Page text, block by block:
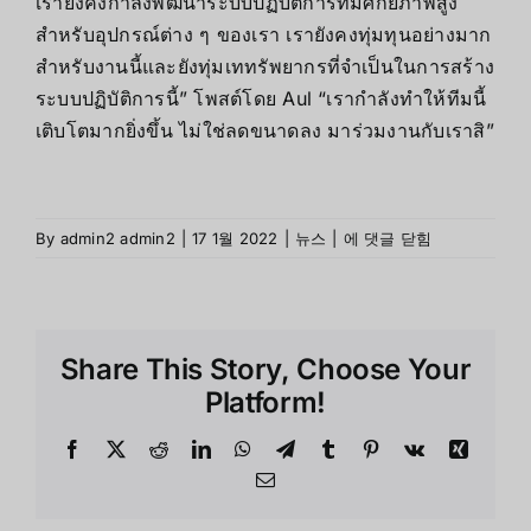
สำหรับอุปกรณ์ต่าง ๆ ของเรา เรายังคงทุ่มทุนอย่างมาก
สำหรับงานนี้และยังทุ่มเททรัพยากรที่จำเป็นในการสร้าง
ระบบปฏิบัติการนี้” โพสต์โดย Aul “เรากำลังทำให้ทีมนี้
เติบโตมากยิ่งขึ้น ไม่ใช่ลดขนาดลง มาร่วมงานกับเราสิ”
By admin2 admin2 17 1월 2022 뉴스
ข่าว
พัฒนา
การ
에 댓글 닫힘
Share This Story, Choose Your
Platform!
Facebook
X RedditLinkedInWhatsApp
TelegramTumblr Pinterest
Vk
Xing
Email